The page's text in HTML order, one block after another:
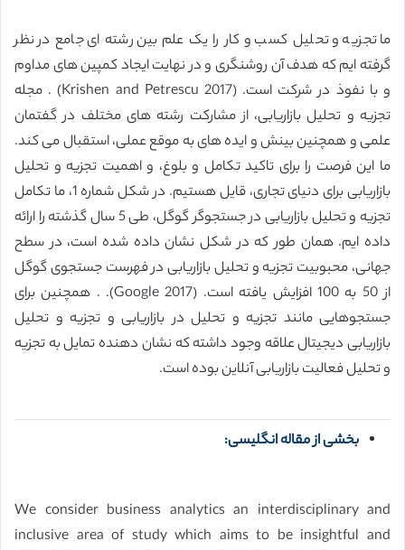
ما تجزیه و تحلیل کسب و کار را یک علم بین رشته ای جامع در نظر
گرفته ایم که هدف آن روشنگری و در نهایت ایجاد کمپین های مداوم
و با نفوذ در شرکت است. (Krishen and Petrescu 2017) . مجله
تجزیه و تحلیل بازاریابی، از مشارکت رشته های مختلف در گفتمان
علمی و همچنین بینش و ایده های به موقع عملی، استقبال می کند.
ما این فرصت را برای تاکید تکامل و بلوغ، و اهمیت تجزیه و تحلیل
بازاریابی برای دنیای تجاری، قایل هستیم. در شکل شماره 1، ما تکامل
تجزیه و تحلیل بازاریابی در جستجوگر گوگل، طی 5 سال گذشته را ارائه
داده ایم. همان طور که در شکل نشان داده شده است، در سطح
جهانی، محبوبیت تجزیه و تحلیل بازاریابی در فهرست جستجوی گوگل
از 50 به 100 افزایش یافته است. (Google 2017). . همچنین برای
جستجوهایی مانند تجزیه و تحلیل در بازاریابی و تجزیه و تحلیل
بازاریابی دیجیتال علاقه وجود داشته که نشان دهنده تمایل به تجزیه
و تحلیل فعالیت بازاریابی آنلاین بوده است.
بخشی از مقاله انگلیسی:
We consider business analytics an interdisciplinary and
inclusive area of study which aims to be insightful and